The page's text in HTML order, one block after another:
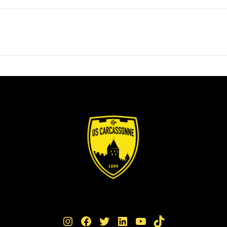
Instagram Facebook Twitter LinkedIn YouTube TikTok